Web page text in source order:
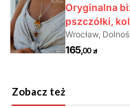
Zobacz też